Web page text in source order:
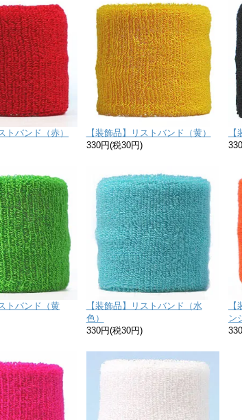
トバンド（赤）
【装飾品】リストバンド（黄）
330円(税30円)
トバンド（黄
【装飾品】リストバンド（水
色）
330円(税30円)
ン